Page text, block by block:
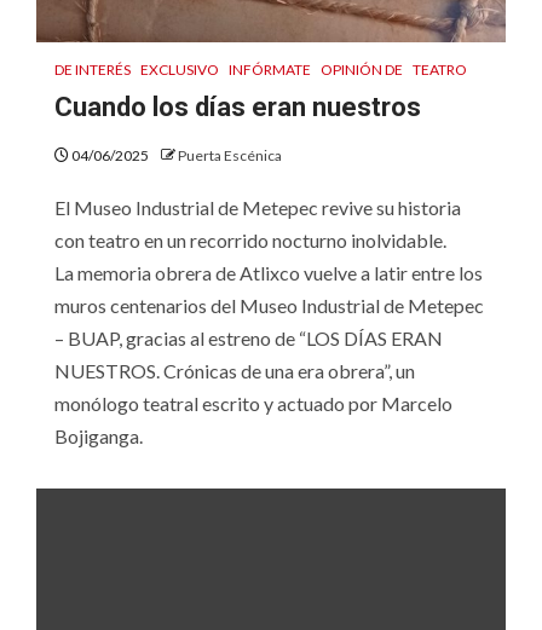
DE INTERÉS EXCLUSIVO INFÓRMATE OPINIÓN DE TEATRO
Cuando los días eran nuestros
04/06/2025 Puerta Escénica
El Museo Industrial de Metepec revive su historia
con teatro en un recorrido nocturno inolvidable.
La memoria obrera de Atlixco vuelve a latir entre los
muros centenarios del Museo Industrial de Metepec
– BUAP, gracias al estreno de “LOS DÍAS ERAN
NUESTROS. Crónicas de una era obrera”, un
monólogo teatral escrito y actuado por Marcelo
Bojiganga.